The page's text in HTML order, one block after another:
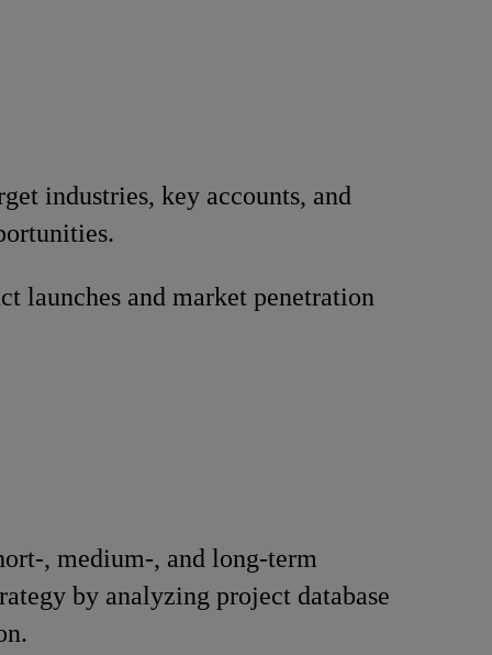
industries, key accounts, and
launches and market penetration
, medium-, and long-term
by analyzing project database